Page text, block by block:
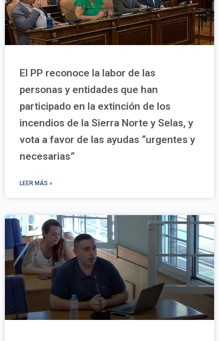
El PP reconoce la labor de las
personas y entidades que han
participado en la extinción de los
incendios de la Sierra Norte y Selas, y
vota a favor de las ayudas “urgentes y
necesarias”
LEER MÁS »